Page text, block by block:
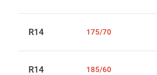
R14 175/70
R14 185/60